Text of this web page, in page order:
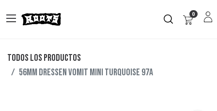
0
Todos los productos
56MM DRESSEN VOMIT MINI TURQUOISE 97A